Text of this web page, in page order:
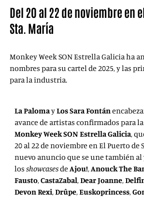
Del 20 al 22 de noviembre en
Sta. María
Monkey Week SON Estrella Galicia ha
nombres para su cartel de 2025, y las
para la industria.
La PalomayLos Sara Fontán
avance de artistas confirmados para la
Monkey WeekSON Estrella Galicia,
20 al 22 de noviembre en El Puerto de
nuevo anuncio que se une también
los showcasesdeAjou!,Anouck The
Fausto,CastaZabal,Dear Joanne,
Devon Rexi,Drûpe,Euskoprincess,